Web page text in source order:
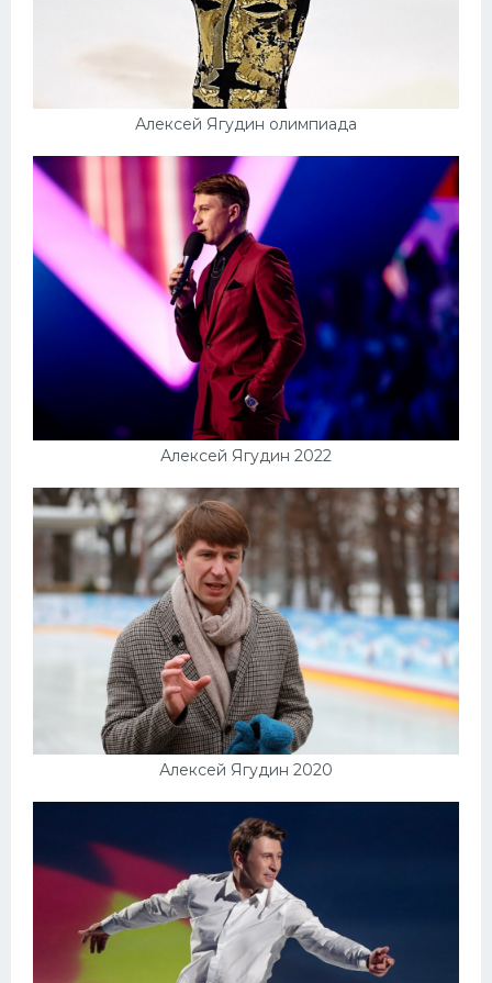
Алексей Ягудин олимпиада
Алексей Ягудин 2022
Алексей Ягудин 2020